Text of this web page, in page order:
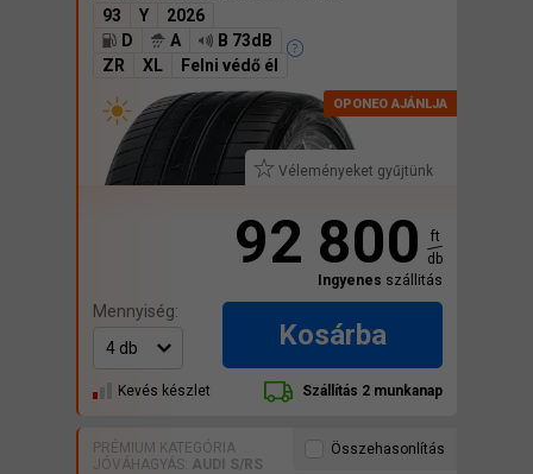
93
Y
2026
D
A
B 73dB
ZR
XL Felni védő él
Véleményeket gyűjtünk
92 800
ft
db
Ingyenes szállitás
Mennyiség:
Kosárba
Kevés készlet Szállítás 2 munkanap
PRÉMIUM KATEGÓRIA
JÓVÁHAGYÁS: AUDI S/RS
Összehasonlítás